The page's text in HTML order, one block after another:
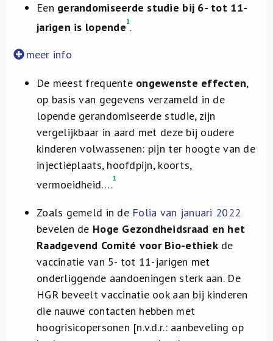
Een gerandomiseerde studie bij 6- tot 11-
jarigen is lopende1.
meer info
De meest frequente ongewenste effecten,
op basis van gegevens verzameld in de
lopende gerandomiseerde studie, zijn
vergelijkbaar in aard met deze bij oudere
kinderen volwassenen: pijn ter hoogte van de
injectieplaats, hoofdpijn, koorts,
vermoeidheid….1
Zoals gemeld in de Folia van januari 2022
bevelen de Hoge Gezondheidsraad en het
Raadgevend Comité voor Bio-ethiekde
vaccinatie van 5- tot 11-jarigen met
onderliggende aandoeningen sterk aan. De
HGR beveelt vaccinatie ook aan bij kinderen
die nauwe contacten hebben met
hoogrisicopersonen [n.v.d.r.: aanbeveling op